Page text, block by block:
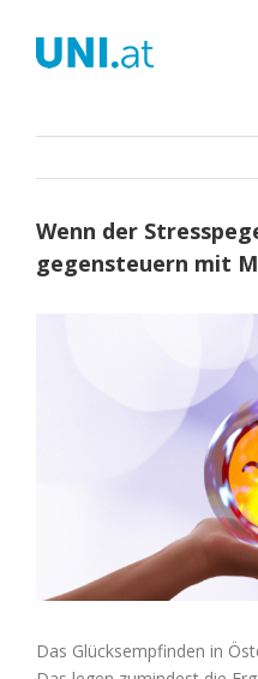
Inhalt
springen
Wenn der
gegensteuern mit
Das Glücksempfinden in